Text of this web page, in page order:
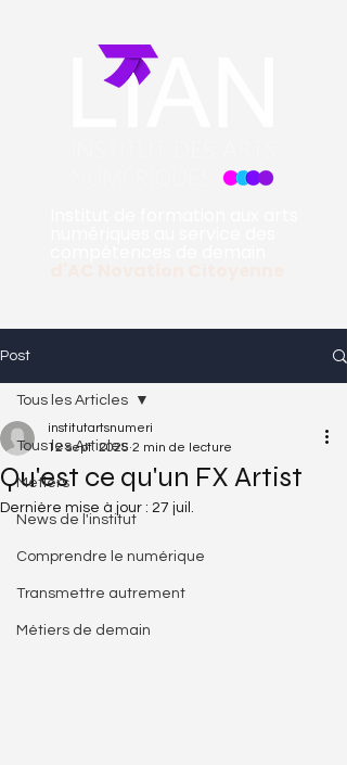
AC Novation Citoyenne
Post
Tous les Articles
Métiers
News de l'institut
Comprendre le numérique
Transmettre autrement
Métiers de demain
Tous les Articles
Qu'est ce qu'un FX Artist
institutartsnumeri
12 sept. 2025 2 min de lecture
Dernière mise à jour : 27 juil.